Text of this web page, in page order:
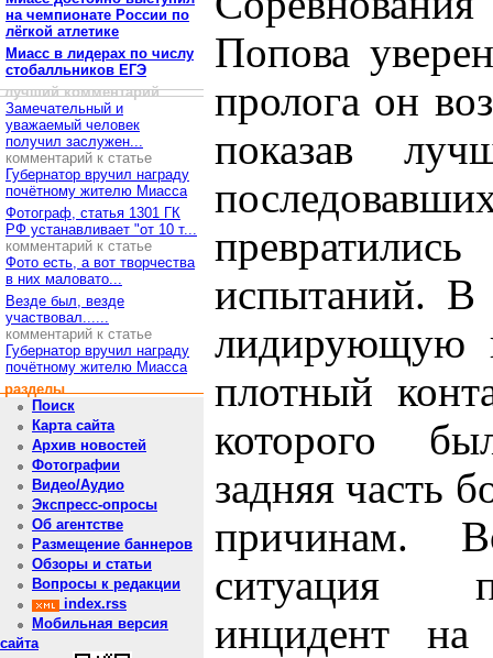
на чемпионате России по
лёгкой атлетике
Миасс в лидерах по числу
стобалльников ЕГЭ
лучший комментарий
Замечательный и
уважаемый человек
получил заслужен...
комментарий к статье
Губернатор вручил награду
почётному жителю Миасса
Фотограф, статья 1301 ГК
РФ устанавливает "от 10 т...
комментарий к статье
Фото есть, а вот творчества
в них маловато...
Везде был, везде
участвовал......
комментарий к статье
Губернатор вручил награду
почётному жителю Миасса
разделы
Поиск
Карта сайта
Архив новостей
Фотографии
Видео/Аудио
Экспресс-опросы
Об агентстве
Размещение баннеров
Обзоры и статьи
Вопросы к редакции
index.rss
Мобильная версия
сайта
Попова
пролога он
показав
испытаний. В
лидирующую
плотный
которого
задняя часть
причинам.
ситуация
инцидент на